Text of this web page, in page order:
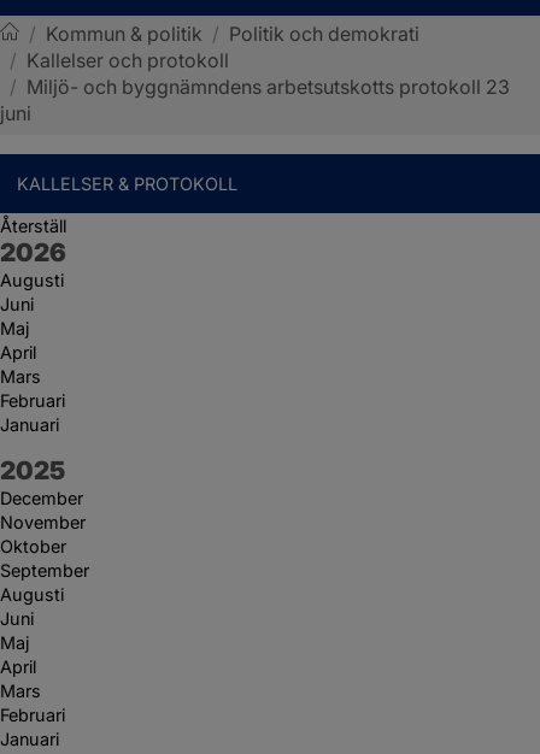
Sotenäs kommun
/ Kommun & politik / Politik och demokrati
/ Kallelser och protokoll
/ Miljö- och byggnämndens arbetsutskotts protokoll 23
juni
KALLELSER & PROTOKOLL
Återställ
År:
2026
Augusti
Juni
Maj
April
Mars
Februari
Januari
År:
2025
December
November
Oktober
September
Augusti
Juni
Maj
April
Mars
Februari
Januari